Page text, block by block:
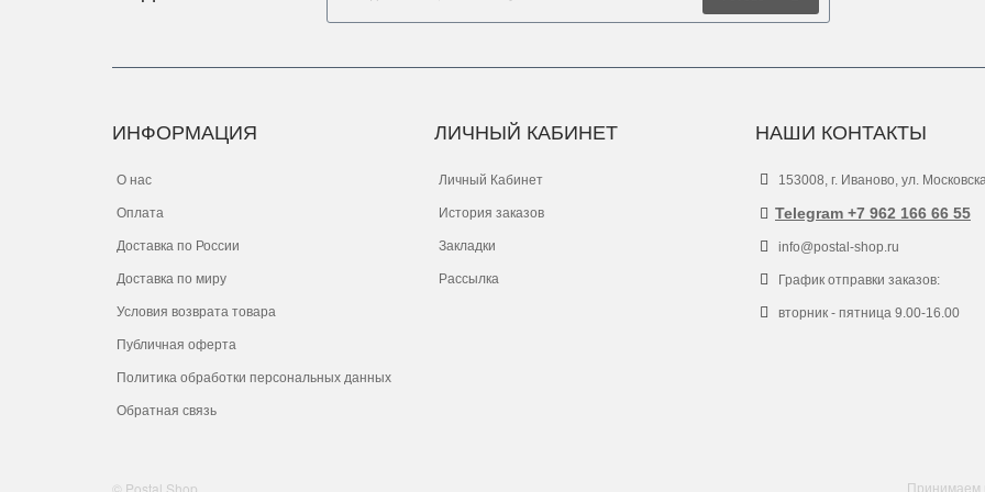
ИНФОРМАЦИЯ
О нас
Оплата
Доставка по России
Доставка по миру
Условия возврата товара
Публичная оферта
Политика обработки персональных данных
Обратная связь
ЛИЧНЫЙ КАБИНЕТ
Личный Кабинет
История заказов
Закладки
Рассылка
НАШИ КОНТАКТЫ
153008, г. Иваново, ул.
Telegram +7 962 166 66 55
info@postal-shop.ru
График отправки заказов:
вторник - пятница 9.00-16.00
© Postal Shop Принимаем